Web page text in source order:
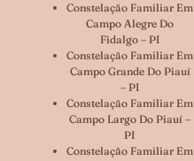
Constelação Familiar Em
Campo Alegre Do
Fidalgo – PI
Constelação Familiar Em
Campo Grande Do Piauí
– PI
Constelação Familiar Em
Campo Largo Do Piauí –
PI
Constelação Familiar Em